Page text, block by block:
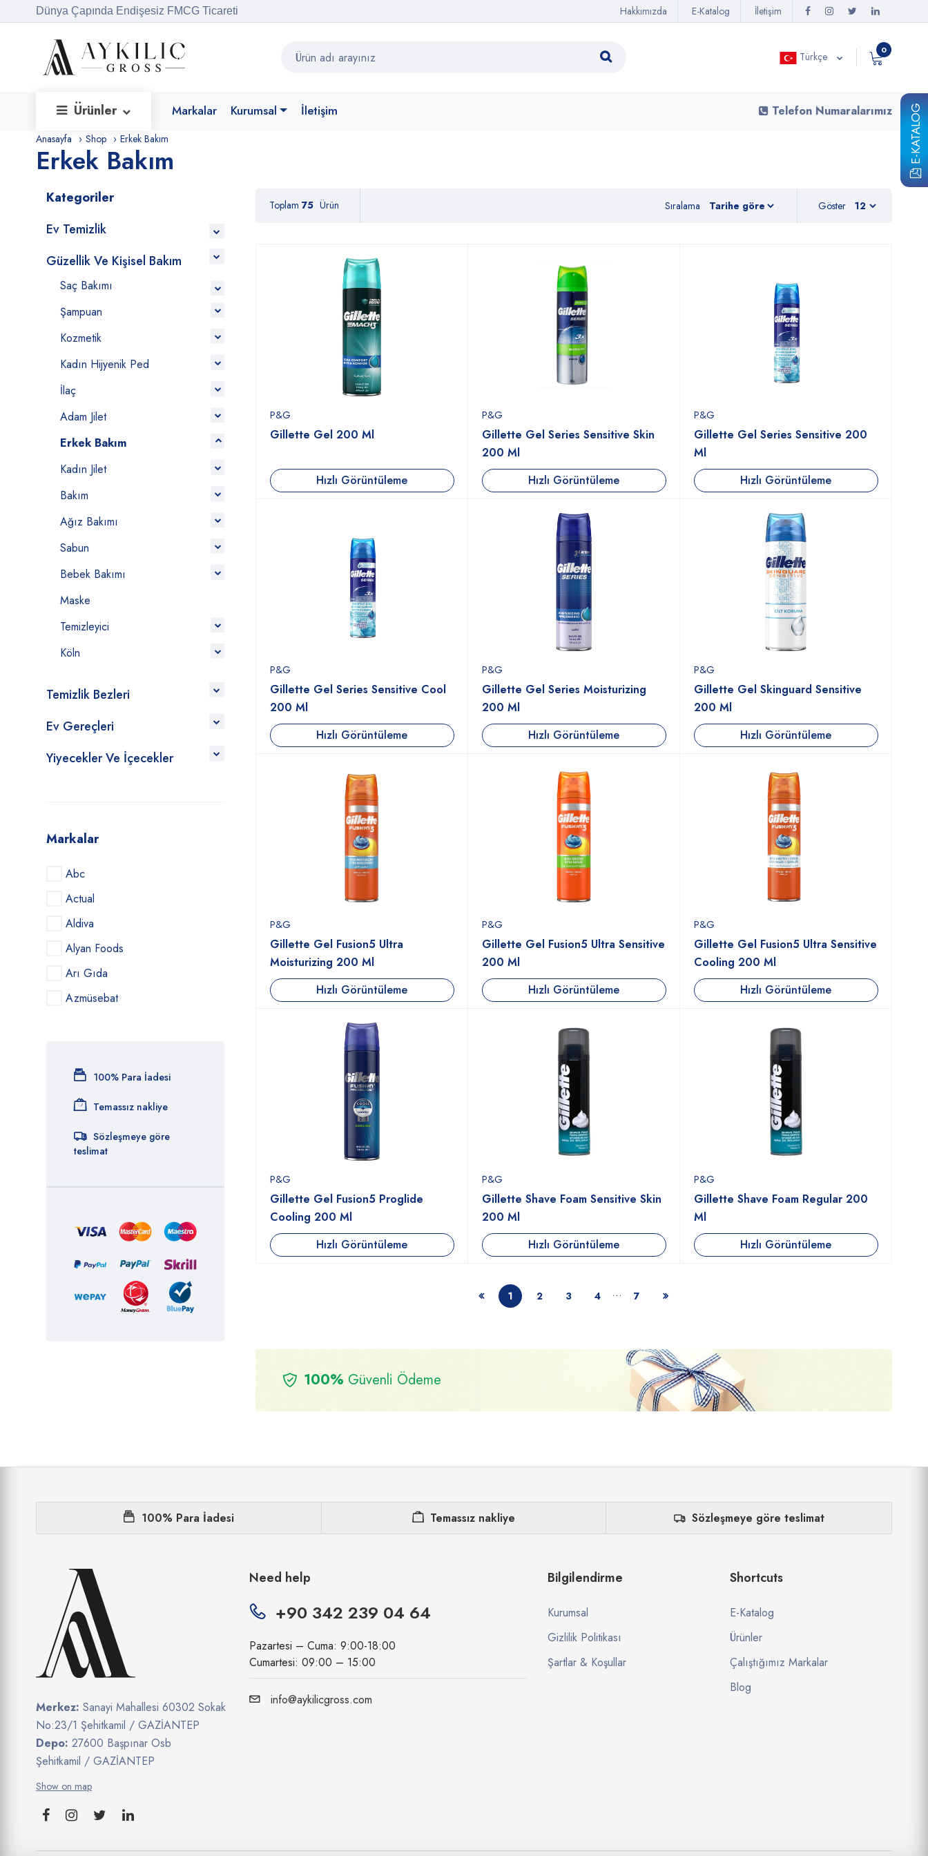
E-KATALOG
Dünya Çapında Endişesiz FMCG Ticareti Hakkımızda E-Katalog İletişim
0
Türkçe
Ürünler Markalar Kurumsal İletişim Telefon Numaralarımız
Anasayfa Shop Erkek Bakım
Erkek Bakım
Toplam 75 Ürün Sıralama Göster
P&G
Gillette Gel 200 Ml
Hızlı Görüntüleme
P&G
Gillette Gel Series Sensitive Skin
200 Ml
Hızlı Görüntüleme
P&G
Gillette Gel Series Sensitive 200
Ml
Hızlı Görüntüleme
P&G
Gillette Gel Series Sensitive Cool
200 Ml
Hızlı Görüntüleme
P&G
Gillette Gel Series Moisturizing
200 Ml
Hızlı Görüntüleme
P&G
Gillette Gel Skinguard Sensitive
200 Ml
Hızlı Görüntüleme
P&G
Gillette Gel Fusion5 Ultra
Moisturizing 200 Ml
Hızlı Görüntüleme
P&G
Gillette Gel Fusion5 Ultra Sensitive
200 Ml
Hızlı Görüntüleme
P&G
Gillette Gel Fusion5 Ultra Sensitive
Cooling 200 Ml
Hızlı Görüntüleme
P&G
Gillette Gel Fusion5 Proglide
Cooling 200 Ml
Hızlı Görüntüleme
P&G
Gillette Shave Foam Sensitive Skin
200 Ml
Hızlı Görüntüleme
P&G
Gillette Shave Foam Regular 200
Ml
Hızlı Görüntüleme
1 2 3 4 … 7
100% Güvenli Ödeme
Kategoriler
Ev Temizlik
Güzellik Ve Kişisel Bakım
Saç Bakımı
Şampuan
Kozmetik
Kadın Hijyenik Ped
İlaç
Adam Jilet
Erkek Bakım
Kadın Jilet
Bakım
Ağız Bakımı
Sabun
Bebek Bakımı
Maske
Temizleyici
Köln
Temizlik Bezleri
Ev Gereçleri
Yiyecekler Ve İçecekler
Markalar
Abc
Actual
Aldiva
Alyan Foods
Arı Gıda
Azmüsebat
Barilla
Bebeto
Bıc
Calve
Cappy
Colgate&palmolive
Dixi
Doğuş
Dp
Dr.oetker
Duracell
Elit Çikolata
Elvan Gıda
Eti
Evyap
Eyüp Sabri Tuncer
100% Para İadesi
Temassız nakliye
Sözleşmeye göre
teslimat
100% Para İadesi Temassız nakliye Sözleşmeye göre teslimat
Merkez: Sanayi Mahallesi 60302 Sokak
No:23/1 Şehitkamil / GAZİANTEP
Depo: 27600 Başpınar Osb
Şehitkamil / GAZİANTEP
Show on map
Need help
+90 342 239 04 64
Pazartesi – Cuma: 9:00-18:00
Cumartesi: 09:00 – 15:00
info@aykilicgross.com
Bilgilendirme
Kurumsal
Gizlilik Politikası
Şartlar & Koşullar
Shortcuts
E-Katalog
Ürünler
Çalıştığımız Markalar
Blog